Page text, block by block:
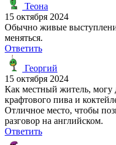
Теона
15 октября 2024
Обычно живые
меняться.
Ответить
Георгий
15 октября 2024
Как местный житель, могу
крафтового пива и
Отличное место, чтобы
разговор на английском.
Ответить